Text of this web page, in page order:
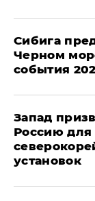
Сибига
Черном
события
Запад
Россию
установок